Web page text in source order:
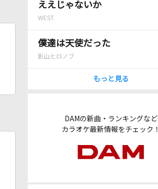
ええじゃないか
WEST.
僕達は天使だった
影山ヒロノブ
もっと見る
DAMの新曲・ランキングなど
カラオケ最新情報をチェック！